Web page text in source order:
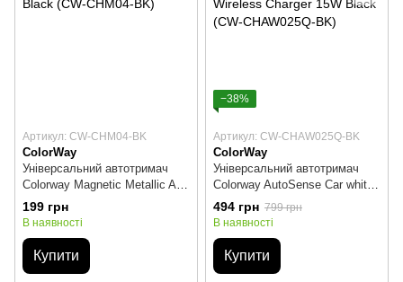
Артикул: CW-CHM04-BK
ColorWay
Універсальний автотримач
Colorway Magnetic Metallic Air
Vent-1 Black (CW-CHM04-BK)
199 грн
В наявності
Купити
−38%
Артикул: CW-CHAW025Q-BK
ColorWay
Універсальний автотримач
Colorway AutoSense Car whith
Wireless Charger 15W Black
(CW-CHAW025Q-BK)
494 грн 799 грн
В наявності
Купити